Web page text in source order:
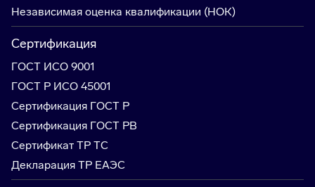
Независимая оценка квалификации (НОК)
Сертификация
ГОСТ ИСО 9001
ГОСТ Р ИСО 45001
Сертификация ГОСТ Р
Сертификация ГОСТ РВ
Сертификат ТР ТС
Декларация ТР ЕАЭС